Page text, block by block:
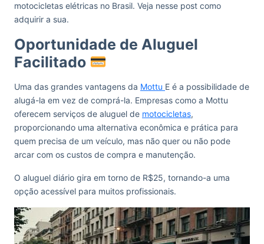
motocicletas elétricas no Brasil. Veja nesse post como
adquirir a sua.
Oportunidade de Aluguel
Facilitado
Uma das grandes vantagens da Mottu E é a possibilidade de
alugá-la em vez de comprá-la. Empresas como a Mottu
oferecem serviços de aluguel de motocicletas,
proporcionando uma alternativa econômica e prática para
quem precisa de um veículo, mas não quer ou não pode
arcar com os custos de compra e manutenção.
O aluguel diário gira em torno de R$25, tornando-a uma
opção acessível para muitos profissionais.